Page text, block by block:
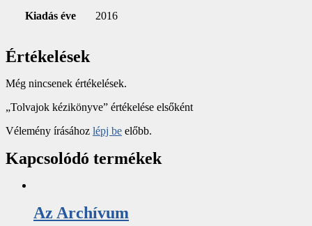
Kiadás éve 2016
Értékelések
Még nincsenek értékelések.
„Tolvajok kézikönyve” értékelése elsőként
Vélemény írásához lépj be előbb.
Kapcsolódó termékek
Az ​Archívum